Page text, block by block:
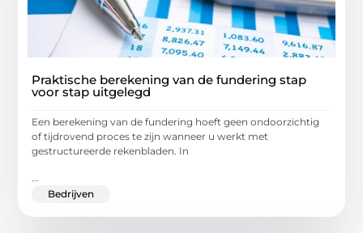
Praktische berekening van de fundering stap
voor stap uitgelegd
Een berekening van de fundering hoeft geen ondoorzichtig
of tijdrovend proces te zijn wanneer u werkt met
gestructureerde rekenbladen. In
Bedrijven